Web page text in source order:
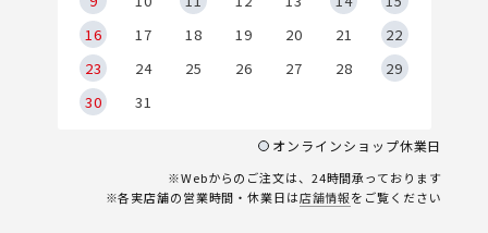
16
17 18 19 20 21
22
23
24 25 26 27 28
29
30
31
オンラインショップ休業日
※Webからのご注文は、24時間承っております
※各実店舗の営業時間・休業日は店舗情報をご覧ください